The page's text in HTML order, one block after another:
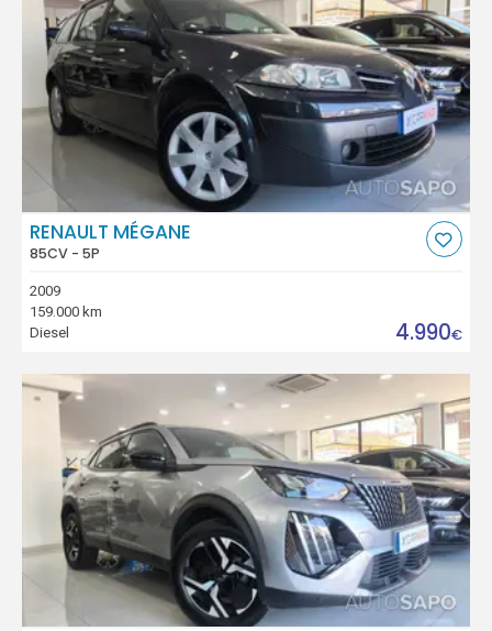
RENAULT MÉGANE
85CV - 5P
2009
159.000 km
Diesel
4.990€